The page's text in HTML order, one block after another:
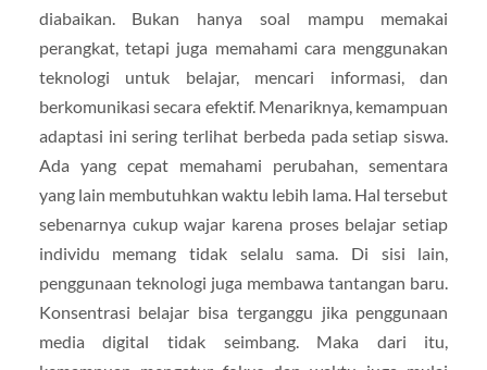
diabaikan. Bukan hanya soal mampu memakai
perangkat, tetapi juga memahami cara menggunakan
teknologi untuk belajar, mencari informasi, dan
berkomunikasi secara efektif. Menariknya, kemampuan
adaptasi ini sering terlihat berbeda pada setiap siswa.
Ada yang cepat memahami perubahan, sementara
yang lain membutuhkan waktu lebih lama. Hal tersebut
sebenarnya cukup wajar karena proses belajar setiap
individu memang tidak selalu sama. Di sisi lain,
penggunaan teknologi juga membawa tantangan baru.
Konsentrasi belajar bisa terganggu jika penggunaan
media digital tidak seimbang. Maka dari itu,